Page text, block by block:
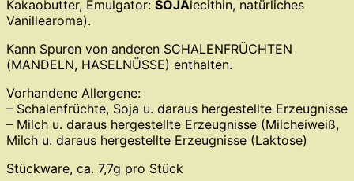
Kakaobutter, Emulgator: SOJAlecithin, natürliches
Vanillearoma).
Kann Spuren von anderen SCHALENFRÜCHTEN
(MANDELN, HASELNÜSSE) enthalten.
Vorhandene Allergene:
– Schalenfrüchte, Soja u. daraus hergestellte Erzeugnisse
– Milch u. daraus hergestellte Erzeugnisse (Milcheiweiß,
Milch u. daraus hergestellte Erzeugnisse (Laktose)
Stückware, ca. 7,7g pro Stück